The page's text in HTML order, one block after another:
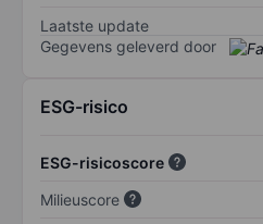
Laatste update
Gegevens geleverd door
ESG-risico
ESG-risicoscore
Milieuscore